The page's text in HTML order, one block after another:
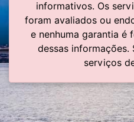
informativos. Os
foram avaliados ou
e nenhuma garantia é
dessas informações.
serviços